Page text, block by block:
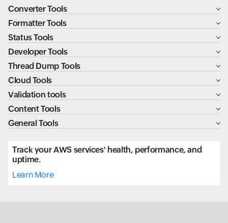
Converter Tools
Formatter Tools
Status Tools
Developer Tools
Thread Dump Tools
Cloud Tools
Validation tools
Content Tools
General Tools
Track your AWS services' health, performance, and
uptime.
Learn More